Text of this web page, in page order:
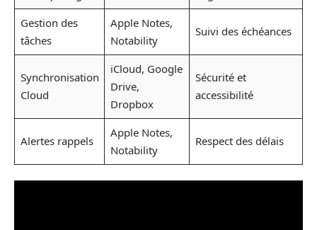
Gestion des
tâches
Apple Notes,
Notability
Suivi des échéances
Synchronisation
Cloud
iCloud, Google
Drive,
Dropbox
Sécurité et
accessibilité
Alertes rappels
Apple Notes,
Notability
Respect des délais